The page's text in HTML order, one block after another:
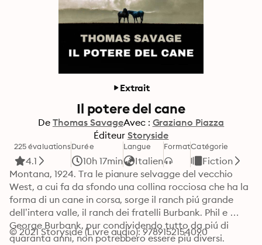
Extrait
Il potere del cane
De Thomas SavageAvec : Graziano Piazza
Éditeur Storyside
225 évaluations
4.1
Durée
10h 17min
Langue
Italien
FormatCatégorie
Fiction
Montana, 1924. Tra le pianure selvagge del vecchio
West, a cui fa da sfondo una collina rocciosa che ha la
forma di un cane in corsa, sorge il ranch piú grande
dell’intera valle, il ranch dei fratelli Burbank. Phil e
George Burbank, pur condividendo tutto da piú di
quaranta anni, non potrebbero essere piú diversi.
© 2021 Storyside (Livre audio): 9789152154090